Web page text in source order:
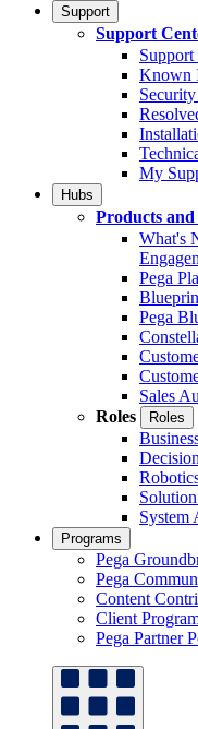
Support
Support
Known
My
Hubs
Products and
What's
Pega
Pega
Sales
Roles
Roles
System
Programs
Pega
Pega
Content
Client
Pega Partner